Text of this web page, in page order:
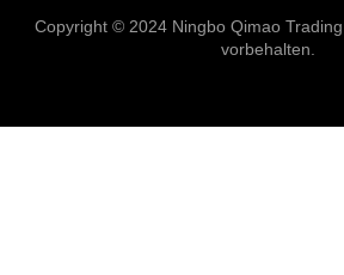
Copyright © 2024 Ningbo Qimao
vorbehalten.